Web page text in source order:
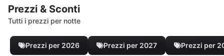
Prezzi & Sconti
Tutti i prezzi per notte
Prezzi per 2026 Prezzi per 2027 Prezzi per